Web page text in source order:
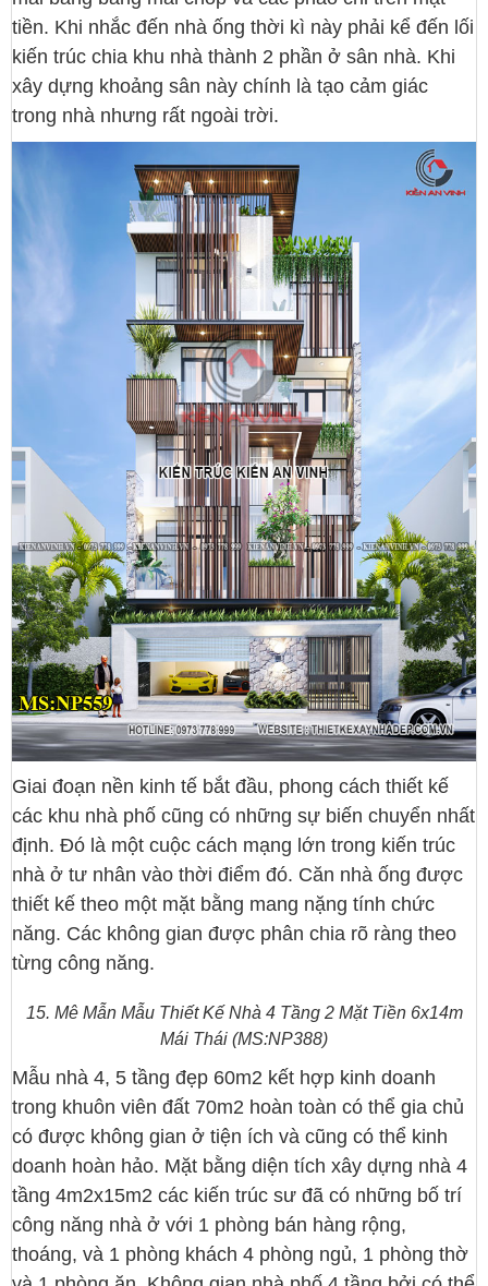
tiền. Khi nhắc đến nhà ống thời kì này phải kể đến lối
kiến trúc chia khu nhà thành 2 phần ở sân nhà. Khi
xây dựng khoảng sân này chính là tạo cảm giác
trong nhà nhưng rất ngoài trời.
Giai đoạn nền kinh tế bắt đầu, phong cách thiết kế
các khu nhà phố cũng có những sự biến chuyển nhất
định. Đó là một cuộc cách mạng lớn trong kiến trúc
nhà ở tư nhân vào thời điểm đó. Căn nhà ống được
thiết kế theo một mặt bằng mang nặng tính chức
năng. Các không gian được phân chia rõ ràng theo
từng công năng.
15. Mê Mẫn Mẫu Thiết Kế Nhà 4 Tầng 2 Mặt Tiền 6x14m
Mái Thái (MS:NP388)
Mẫu nhà 4, 5 tầng đẹp 60m2 kết hợp kinh doanh
trong khuôn viên đất 70m2 hoàn toàn có thể gia chủ
có được không gian ở tiện ích và cũng có thể kinh
doanh hoàn hảo. Mặt bằng diện tích xây dựng nhà 4
tầng 4m2x15m2 các kiến trúc sư đã có những bố trí
công năng nhà ở với 1 phòng bán hàng rộng,
thoáng, và 1 phòng khách 4 phòng ngủ, 1 phòng thờ